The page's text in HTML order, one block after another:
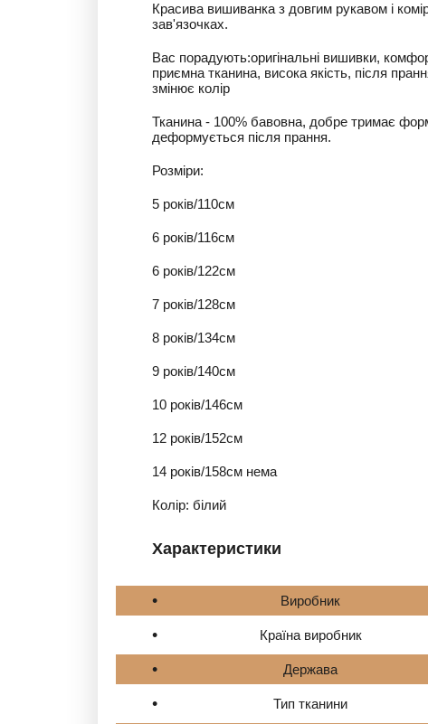
Красива вишиванка з довгим рукавом і
зав'язочках.
Вас порадують:оригінальні вишивки,
приємна тканина, висока якість, після
змінює колір
Тканина - 100% бавовна, добре тримає
деформується після прання.
Розміри:
5 років/110см
6 років/116см
6 років/122см
7 років/128см
8 років/134см
9 років/140см
10 років/146см
12 років/152см
14 років/158см нема
Колір: білий
Характеристики
Виробник
Країна виробник
Держава
Тип тканини